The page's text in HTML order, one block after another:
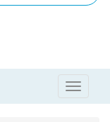
Toggle